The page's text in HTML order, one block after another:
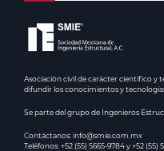
Asociación civil de carácter científico y
difundir los conocimientos y
Se parte del grupo de Ingenieros
Contáctanos: info@smie.com.mx
Teléfonos: +52 (55) 5665-9784 y +52 (55)